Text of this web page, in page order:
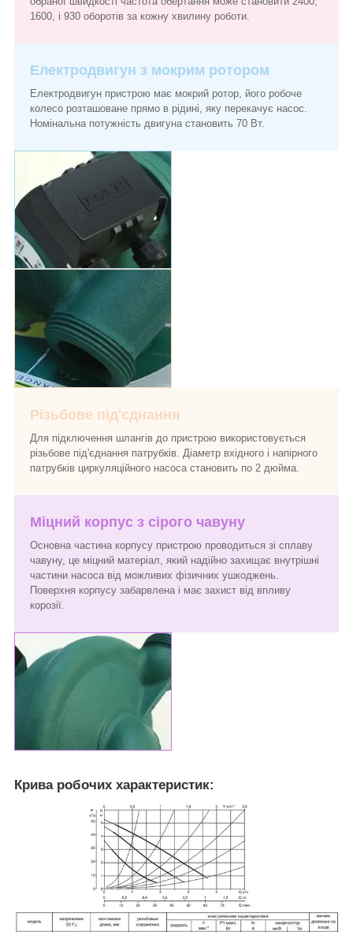
1600, і 930 оборотів за кожну хвилину роботи.
Електродвигун з мокрим ротором
Електродвигун пристрою має мокрий ротор, його робоче
колесо розташоване прямо в рідині, яку перекачує насос.
Номінальна потужність двигуна становить 70 Вт.
Різьбове під'єднання
Для підключення шлангів до пристрою використовується
різьбове під'єднання патрубків. Діаметр вхідного і напірного
патрубків циркуляційного насоса становить по 2 дюйма.
Міцний корпус з сірого чавуну
Основна частина корпусу пристрою проводиться зі сплаву
чавуну, це міцний матеріал, який надійно захищає внутрішні
частини насоса від можливих фізичних ушкоджень.
Поверхня корпусу забарвлена і має захист від впливу
корозії.
Крива робочих характеристик: